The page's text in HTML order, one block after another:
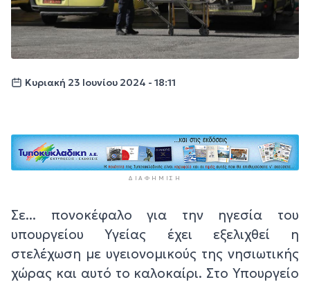
Κυριακή 23 Ιουνίου 2024 - 18:11
ΔΙΑΦΉΜΙΣΗ
Σε... πονοκέφαλο για την ηγεσία του
υπουργείου Υγείας έχει εξελιχθεί η
στελέχωση με υγειονομικούς της νησιωτικής
χώρας και αυτό το καλοκαίρι. Στο Υπουργείο